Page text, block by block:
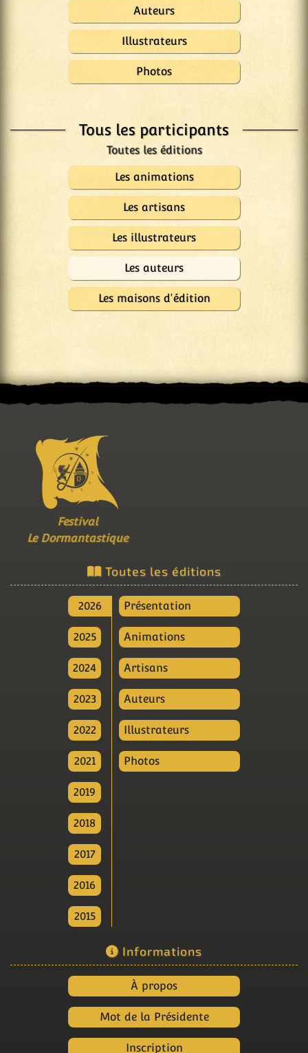
Auteurs
Illustrateurs
Photos
Tous les participants
Les animations
Les artisans
Les illustrateurs
Les auteurs
Les maisons d'édition
Festival
Le Dormantastique
Toutes les éditions
2026
2025
2024
2023
2022
2021
2019
2018
2017
2016
2015
Présentation
Animations
Artisans
Auteurs
Illustrateurs
Photos
Informations
À propos
Mot de la Présidente
Inscription